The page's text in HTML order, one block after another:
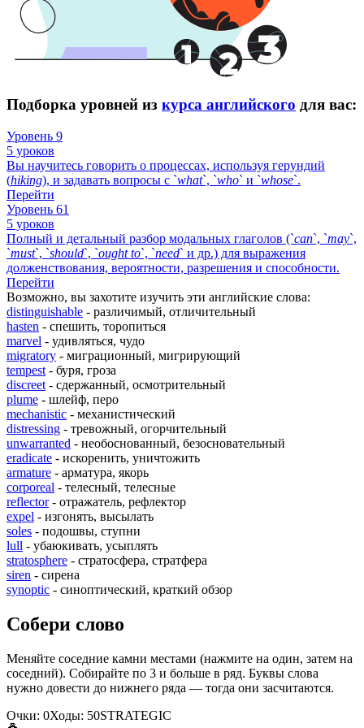
Подборка уровней из курса английского для вас:
Уровень 9
5 уроков
Вы научитесь говорить о процессах, используя герундий
(hiking), и задавать вопросы с `what`, `who` и `whose`.
Перейти
Уровень 61
5 уроков
Полный и детальный разбор модальных глаголов (`can`, `may`,
`must`, `should`, `ought to`, `need` и др.) для выражения
долженствования, вероятности, разрешения и способности.
Перейти
Возможно, вы захотите изучить эти английские слова:
distinguishable - различимый, отличительный
hasten - спешить, торопиться
marvel - удивляться, чудо
migratory - миграционный, мигрирующий
tempest - буря, гроза
discreet - сдержанный, осмотрительный
plume - шлейф, перо
mechanistic - механистический
distressing - тревожный, огорчительный
unwarranted - необоснованный, безосновательный
eradicate - искоренить, уничтожить
armature - арматура, якорь
corporeal - телесный, телесные
reflector- отражатель, рефлектор
expel - изгонять, высылать
soles - подошвы, ступни
lull - убаюкивать, усыплять
stratosphere - стратосфера, стратфера
siren - сирена
synoptic - синоптический, краткий обзор
Собери слово
Меняйте соседние камни местами (нажмите на один, затем на
соседний). Собирайте по 3 и больше в ряд. Буквы слова
нужно довести до нижнего ряда — тогда они засчитаются.
Очки: 0Ходы: 50STRATEGIC